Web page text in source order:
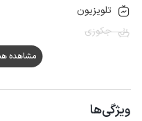
تلویزیون
جکوزی
مشاهده همه (22
ویژگی‌ها